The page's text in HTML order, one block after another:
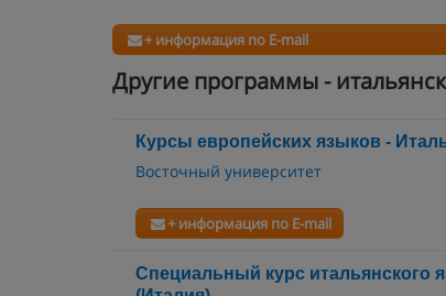
+ информация по E-mail
Другие программы -
Курсы европейских языков -
Восточный университет
+ информация по E-mail
Специальный курс итальянского